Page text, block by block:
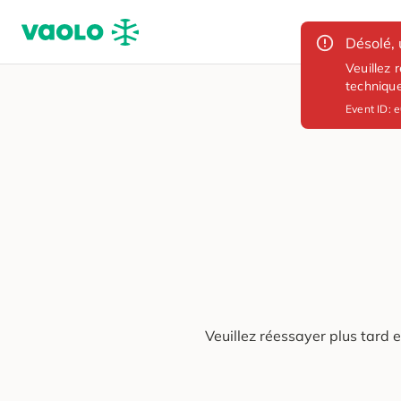
Désolé,
Veuillez
Event ID:
Veuillez réessayer plus tard